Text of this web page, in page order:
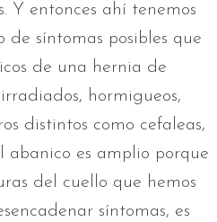
Y entonces ahí tenemos
síntomas posibles que
de una hernia de
hormigueos,
distintos como cefaleas,
abanico es amplio porque
del cuello que hemos
síntomas, es